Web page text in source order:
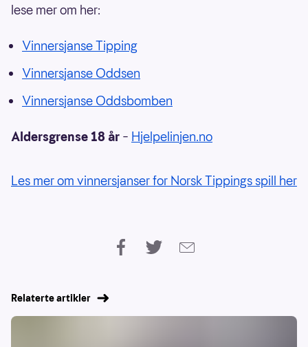
lese mer om her:
Vinnersjanse Tipping
Vinnersjanse Oddsen
Vinnersjanse Oddsbomben
Aldersgrense 18 år – Hjelpelinjen.no
Les mer om vinnersjanser for Norsk Tippings spill her
Relaterte artikler